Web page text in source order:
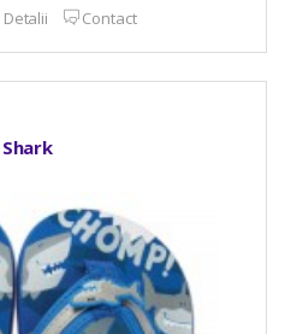
Detalii Contact